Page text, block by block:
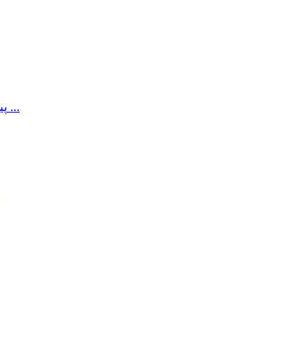
پيداوار جي وضاحت: وار-سڪڻ ڪيپ ٺاهيا ويا آهن ...